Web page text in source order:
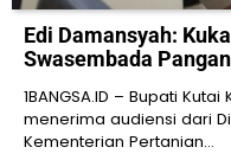
Edi Damansyah:
Swasembada
1BANGSA.ID – Bupati
menerima audiensi dari
Kementerian Pertanian…